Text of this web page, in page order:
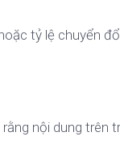
tỷ lệ chuyển
nội dung trên